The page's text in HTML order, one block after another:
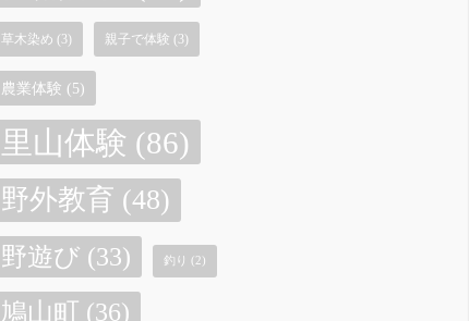
草木染め (3) 親子で体験 (3)
農業体験 (5)
里山体験 (86)
野外教育 (48)
野遊び (33) 釣り (2)
鳩山町 (36)